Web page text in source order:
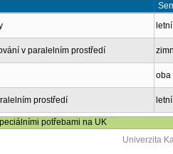
letní
v paralelním prostředí
oba
prostředí letní
potřebami na UK
Univerzita